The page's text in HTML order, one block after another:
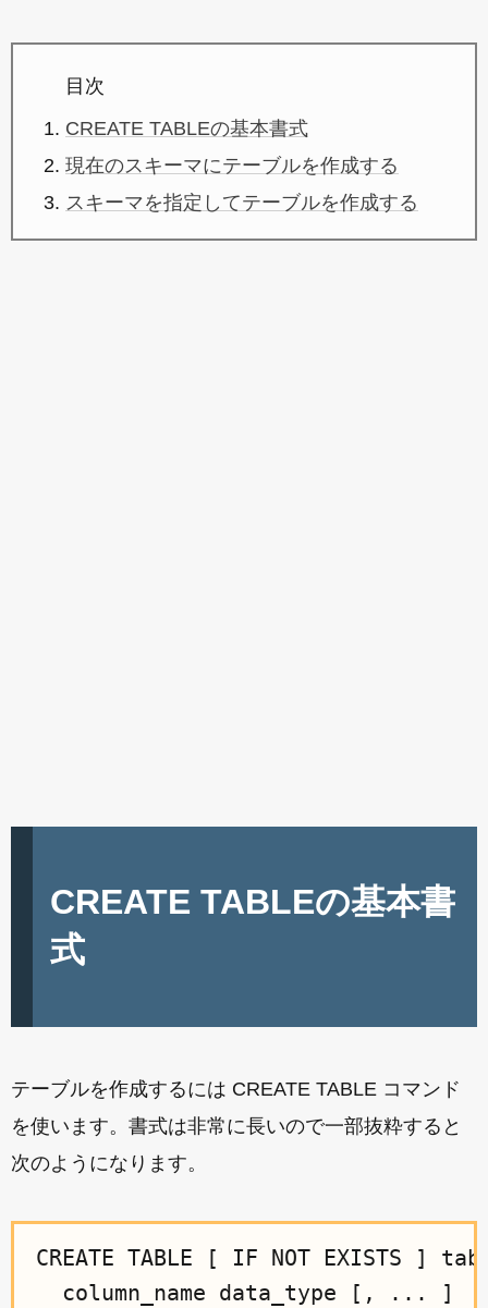
目次
CREATE TABLEの基本書式
現在のスキーマにテーブルを作成する
スキーマを指定してテーブルを作成する
CREATE TABLEの基本書
式
テーブルを作成するには CREATE TABLE コマンド
を使います。書式は非常に長いので一部抜粋すると
次のようになります。
CREATE TABLE [ IF NOT EXISTS ]
  column_name data_type [, ... ]